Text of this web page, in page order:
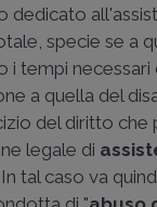
dedicato
specie se a
i tempi
a quella del
del diritto che
legale di
In tal caso va